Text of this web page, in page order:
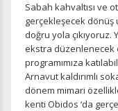
Sabah kahvaltısı ve
gerçekleşecek dönüş
doğru yola
ekstra düzenlenecek
programımıza
Arnavut kaldırımlı
dönem mimari
kenti Obidos ‘da